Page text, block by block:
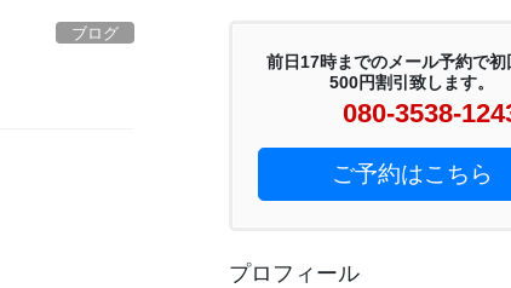
ブログ
前日17時までのメール予約で初
500円割引致します。
080-3538-
ご予約はこちら
プロフィール